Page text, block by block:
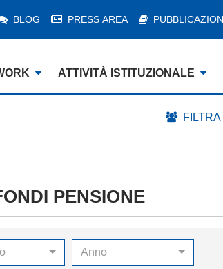
BLOG PRESS AREA
ATTIVITÀ ISTITUZIONALE
PENSIONE
Anno